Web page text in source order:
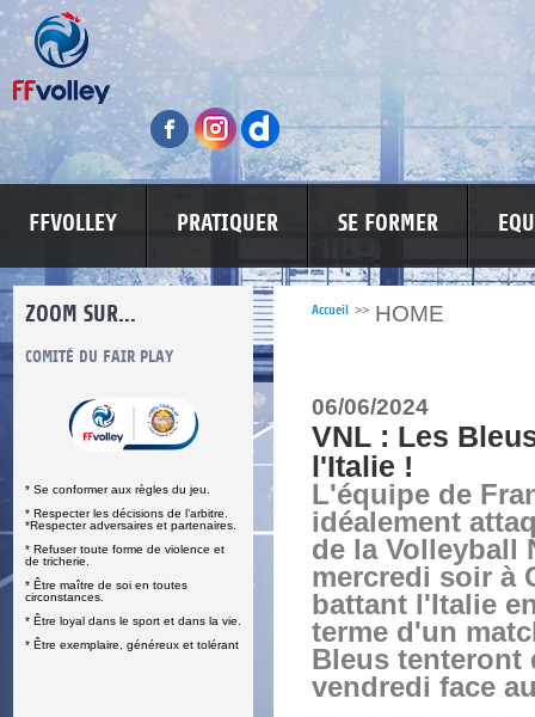
FFVOLLEY PRATIQUER SE FORMER
ZOOM SUR...
COMITÉ DU FAIR PLAY
* Se conformer aux règles du jeu.
* Respecter les décisions de l’arbitre.
*Respecter adversaires et partenaires.
* Refuser toute forme de violence et
de tricherie.
* Être maître de soi en toutes
circonstances.
* Être loyal dans le sport et dans la vie.
* Être exemplaire, généreux et tolérant
LUTTE CONTRE LES VIOLENCES
Accueil >> HOME
06/06/2024
VNL : Les
l'Italie !
L'équipe de
idéalement
de la Volleyball
mercredi soir à
battant l'Italie
terme d'un
Bleus tenteront
vendredi face